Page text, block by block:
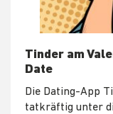
Tinder am
Date
Die Dating-App
tatkräftig unter